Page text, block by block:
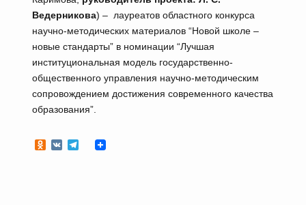
Ведерникова) – лауреатов областного конкурса
научно-методических материалов “Новой школе –
новые стандарты” в номинации “Лучшая
институциональная модель государственно-
общественного управления научно-методическим
сопровождением достижения современного качества
образования”.
Odnoklassniki
VKTelegram